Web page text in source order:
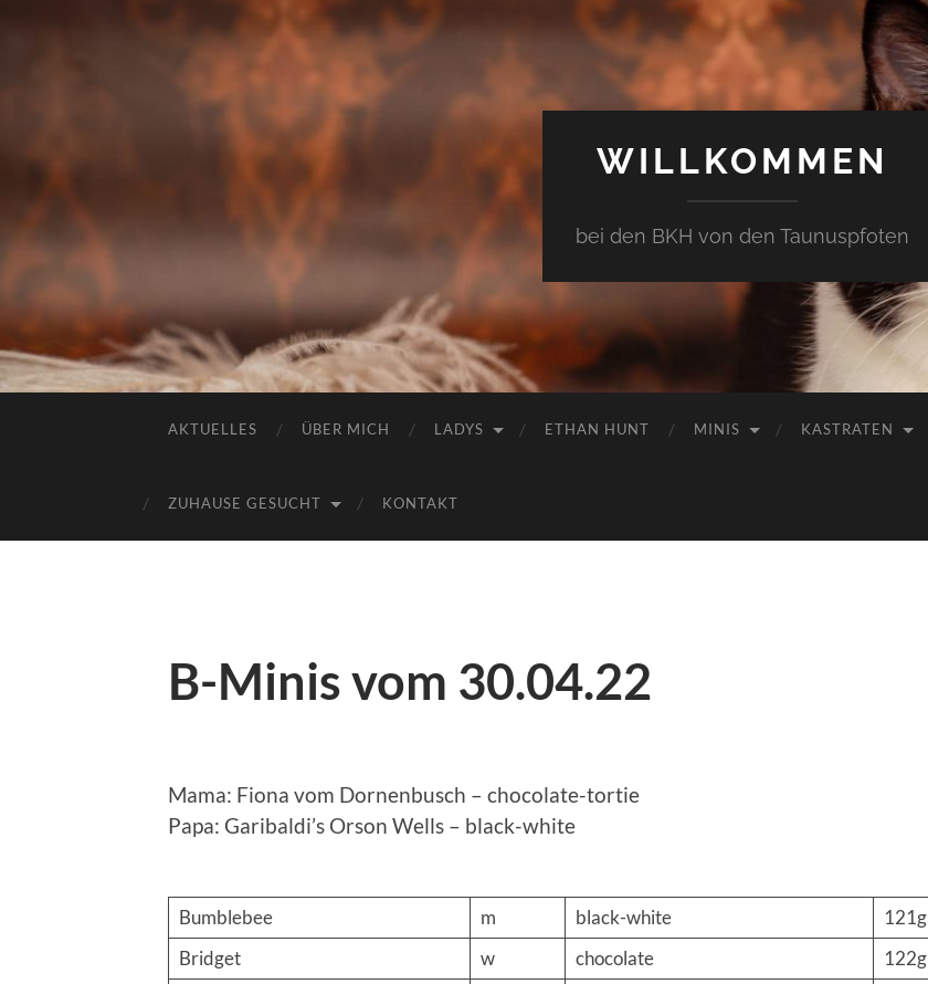
WILLKOMMEN
bei den BKH von den Taunuspfoten
AKTUELLES ÜBER MICH LADYS ETHAN HUNT MINIS KASTRATEN
ZUHAUSE GESUCHT KONTAKT
B-Minis vom 30.04.22
Mama: Fiona vom Dornenbusch – chocolate-tortie
Papa: Garibaldi’s Orson Wells – black-white
Bumblebee m black-white 121g
Bridget
w chocolate 122g